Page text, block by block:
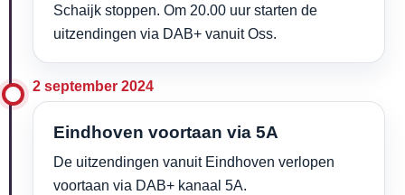
Schaijk stoppen. Om 20.00 uur starten de
uitzendingen via DAB+ vanuit Oss.
2 september 2024
Eindhoven voortaan via 5A
De uitzendingen vanuit Eindhoven verlopen
voortaan via DAB+ kanaal 5A.